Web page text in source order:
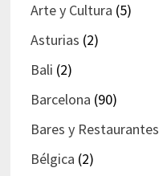
Arte y Cultura (5)
Asturias (2)
Bali (2)
Barcelona (90)
Bares y Restaurantes
Bélgica (2)